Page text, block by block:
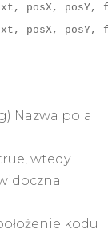
posX,
posX,
Nazwa pola
wtedy
kodu